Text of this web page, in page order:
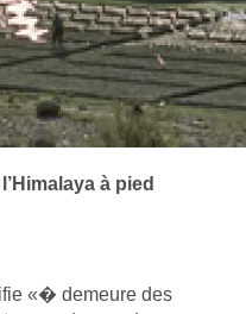
à pied
«� demeure des